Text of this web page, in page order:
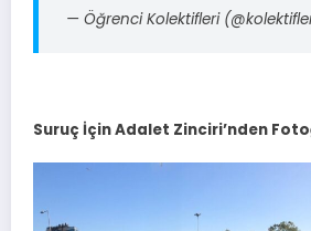
— Öğrenci Kolektifleri
Suruç İçin Adalet Zinciri’nden